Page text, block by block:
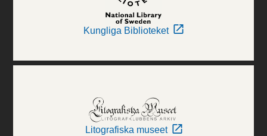
Kungliga Biblioteket
Litografiska museet